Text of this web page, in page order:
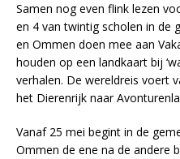
Samen nog even flink lezen
en 4 van twintig scholen in de
en Ommen doen mee aan
houden op een landkaart bij
verhalen. De wereldreis voert
het Dierenrijk naar
Vanaf 25 mei begint in de
Ommen de ene na de andere